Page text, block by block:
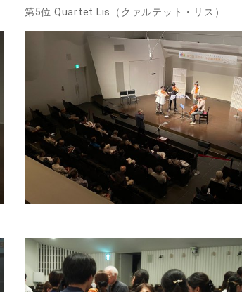
第5位 Quartet Lis（クァルテット・リス）